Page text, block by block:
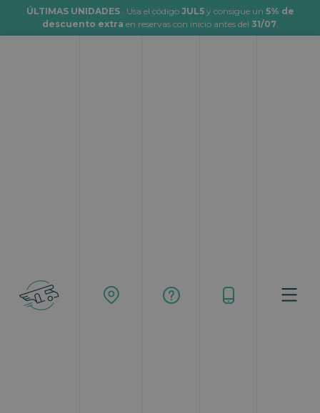
ÚLTIMAS UNIDADES· Usa el código JUL5y consigue un 5% de
descuento extra en reservas con inicio antes del 31/07.